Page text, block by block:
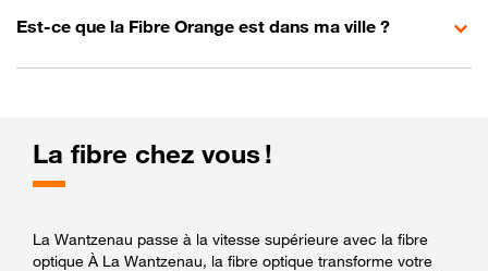
Est-ce que la Fibre Orange est dans ma ville ?
La fibre chez vous !
La Wantzenau passe à la vitesse supérieure avec la fibre
optique À La Wantzenau, la fibre optique transforme votre